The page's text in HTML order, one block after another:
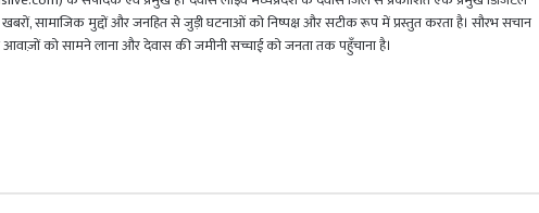
खबरों, सामाजिक मुद्दों और जनहित से जुड़ी घटनाओं को निष्पक्ष और सटीक रूप में प्रस्तुत करता है। सौरभ सचान
आवाज़ों को सामने लाना और देवास की जमीनी सच्चाई को जनता तक पहुँचाना है।